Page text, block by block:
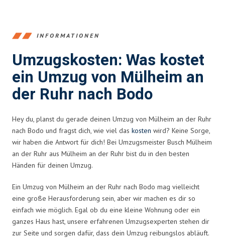
INFORMATIONEN
Umzugskosten: Was kostet
ein Umzug von Mülheim an
der Ruhr nach Bodo
Hey du, planst du gerade deinen Umzug von Mülheim an der Ruhr
nach Bodo und fragst dich, wie viel das kosten wird? Keine Sorge,
wir haben die Antwort für dich! Bei Umzugsmeister Busch Mülheim
an der Ruhr aus Mülheim an der Ruhr bist du in den besten
Händen für deinen Umzug.
Ein Umzug von Mülheim an der Ruhr nach Bodo mag vielleicht
eine große Herausforderung sein, aber wir machen es dir so
einfach wie möglich. Egal ob du eine kleine Wohnung oder ein
ganzes Haus hast, unsere erfahrenen Umzugsexperten stehen dir
zur Seite und sorgen dafür, dass dein Umzug reibungslos abläuft.